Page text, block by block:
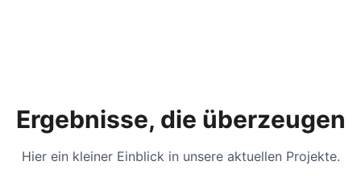
Ergebnisse, die überzeugen
Hier ein kleiner Einblick in unsere aktuellen Projekte.